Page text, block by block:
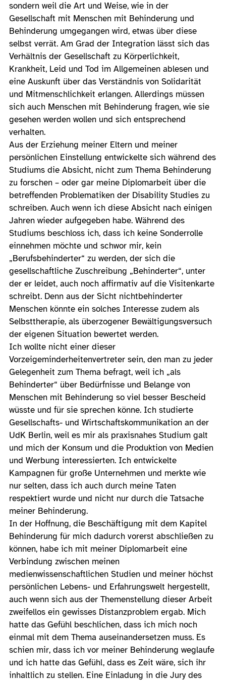
sondern weil die Art und Weise, wie in der
Gesellschaft mit Menschen mit Behinderung und
Behinderung umgegangen wird, etwas über diese
selbst verrät. Am Grad der Integration lässt sich das
Verhältnis der Gesellschaft zu Körperlichkeit,
Krankheit, Leid und Tod im Allgemeinen ablesen und
eine Auskunft über das Verständnis von Solidarität
und Mitmenschlichkeit erlangen. Allerdings müssen
sich auch Menschen mit Behinderung fragen, wie sie
gesehen werden wollen und sich entsprechend
verhalten.
Aus der Erziehung meiner Eltern und meiner
persönlichen Einstellung entwickelte sich während des
Studiums die Absicht, nicht zum Thema Behinderung
zu forschen – oder gar meine Diplomarbeit über die
betreffenden Problematiken der Disability Studies zu
schreiben. Auch wenn ich diese Absicht nach einigen
Jahren wieder aufgegeben habe. Während des
Studiums beschloss ich, dass ich keine Sonderrolle
einnehmen möchte und schwor mir, kein
„Berufsbehinderter“ zu werden, der sich die
gesellschaftliche Zuschreibung „Behinderter“, unter
der er leidet, auch noch affirmativ auf die Visitenkarte
schreibt. Denn aus der Sicht nichtbehinderter
Menschen könnte ein solches Interesse zudem als
Selbsttherapie, als überzogener Bewältigungsversuch
der eigenen Situation bewertet werden.
Ich wollte nicht einer dieser
Vorzeigeminderheitenvertreter sein, den man zu jeder
Gelegenheit zum Thema befragt, weil ich „als
Behinderter“ über Bedürfnisse und Belange von
Menschen mit Behinderung so viel besser Bescheid
wüsste und für sie sprechen könne. Ich studierte
Gesellschafts- und Wirtschaftskommunikation an der
UdK Berlin, weil es mir als praxisnahes Studium galt
und mich der Konsum und die Produktion von Medien
und Werbung interessierten. Ich entwickelte
Kampagnen für große Unternehmen und merkte wie
nur selten, dass ich auch durch meine Taten
respektiert wurde und nicht nur durch die Tatsache
meiner Behinderung.
In der Hoffnung, die Beschäftigung mit dem Kapitel
Behinderung für mich dadurch vorerst abschließen zu
können, habe ich mit meiner Diplomarbeit eine
Verbindung zwischen meinen
medienwissenschaftlichen Studien und meiner höchst
persönlichen Lebens- und Erfahrungswelt hergestellt,
auch wenn sich aus der Themenstellung dieser Arbeit
zweifellos ein gewisses Distanzproblem ergab. Mich
hatte das Gefühl beschlichen, dass ich mich noch
einmal mit dem Thema auseinandersetzen muss. Es
schien mir, dass ich vor meiner Behinderung weglaufe
und ich hatte das Gefühl, dass es Zeit wäre, sich ihr
inhaltlich zu stellen. Eine Einladung in die Jury des